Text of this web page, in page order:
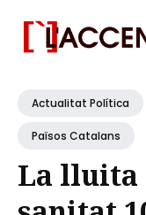
forActualitat Política
Països Catalans
La lluita